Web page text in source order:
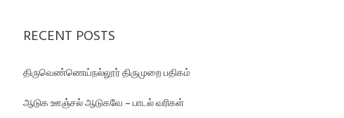
RECENT POSTS
திருவெண்ணெய்நல்லூர் திருமுறை பதிகம்
ஆடுக ஊஞ்சல் ஆடுகவே – பாடல் வரிகள்